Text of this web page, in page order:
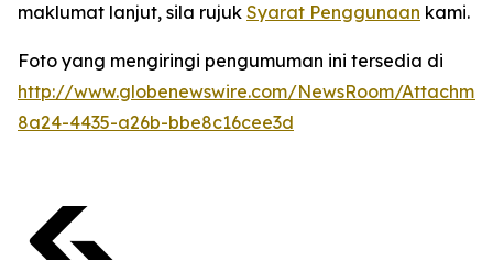
maklumat lanjut, sila rujuk Syarat Penggunaan kami.
Foto yang mengiringi pengumuman ini tersedia di
http://www.globenewswire.com/NewsRoom/
8a24-4435-a26b-bbe8c16cee3d